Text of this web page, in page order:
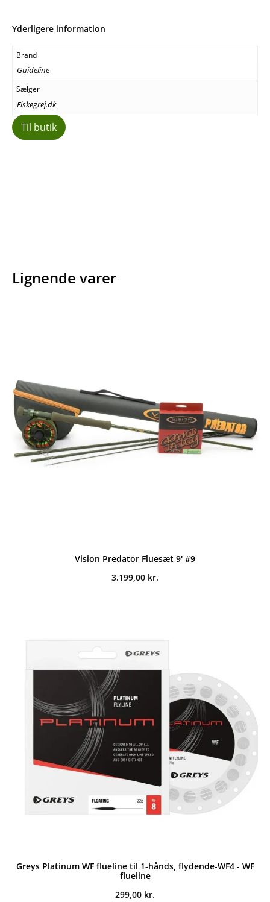
Yderligere information
Brand
Guideline
Sælger
Fiskegrej.dk
Til butik
Lignende varer
Vision Predator Fluesæt 9' #9
3.199,00 kr.
Greys Platinum WF flueline til 1-hånds, flydende-WF4 - WF
flueline
299,00 kr.